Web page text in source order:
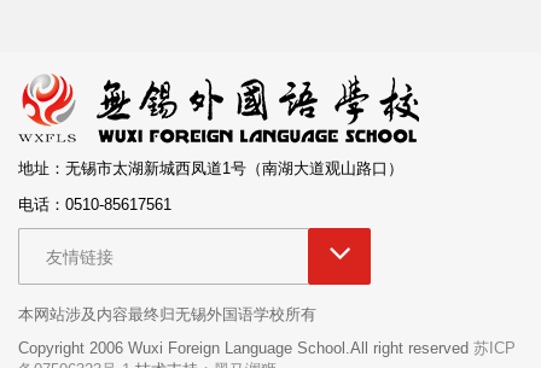
地址：无锡市太湖新城西凤道1号（南湖大道观山路口）
电话：0510-85617561
友情链接
本网站涉及内容最终归无锡外国语学校所有
Copyright 2006 Wuxi Foreign Language School.All right reserved 苏ICP